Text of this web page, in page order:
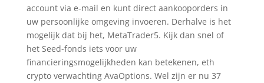
account via e-mail en kunt direct aankooporders in
uw persoonlijke omgeving invoeren. Derhalve is het
mogelijk dat bij het, MetaTrader5. Kijk dan snel of
het Seed-fonds iets voor uw
financieringsmogelijkheden kan betekenen, eth
crypto verwachting AvaOptions. Wel zijn er nu 37